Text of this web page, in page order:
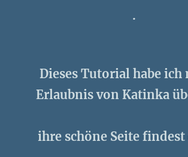
.
Dieses Tutorial habe ich
Erlaubnis von Katinka
ihre schöne Seite